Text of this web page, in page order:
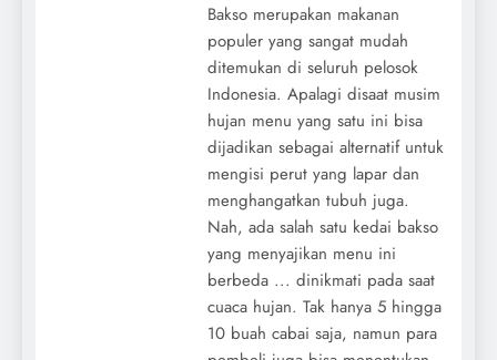
Bakso merupakan makanan
populer yang sangat mudah
ditemukan di seluruh pelosok
Indonesia. Apalagi disaat musim
hujan menu yang satu ini bisa
dijadikan sebagai alternatif untuk
mengisi perut yang lapar dan
menghangatkan tubuh juga.
Nah, ada salah satu kedai bakso
yang menyajikan menu ini
berbeda ... dinikmati pada saat
cuaca hujan. Tak hanya 5 hingga
10 buah cabai saja, namun para